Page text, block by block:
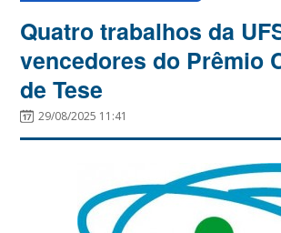
Quatro trabalhos da
vencedores do Prêmio
de Tese
29/08/2025 11:41